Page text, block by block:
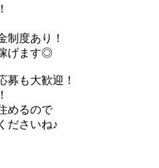
制度あり！
げます◎
も大歓迎！
めるので
ださいね♪